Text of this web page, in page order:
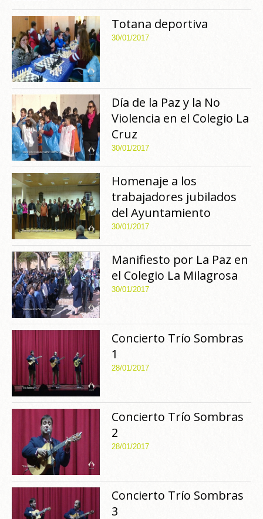
Totana deportiva
30/01/2017
Día de la Paz y la No
Violencia en el Colegio La
Cruz
30/01/2017
Homenaje a los
trabajadores jubilados
del Ayuntamiento
30/01/2017
Manifiesto por La Paz en
el Colegio La Milagrosa
30/01/2017
Concierto Trío Sombras
1
28/01/2017
Concierto Trío Sombras
2
28/01/2017
Concierto Trío Sombras
3